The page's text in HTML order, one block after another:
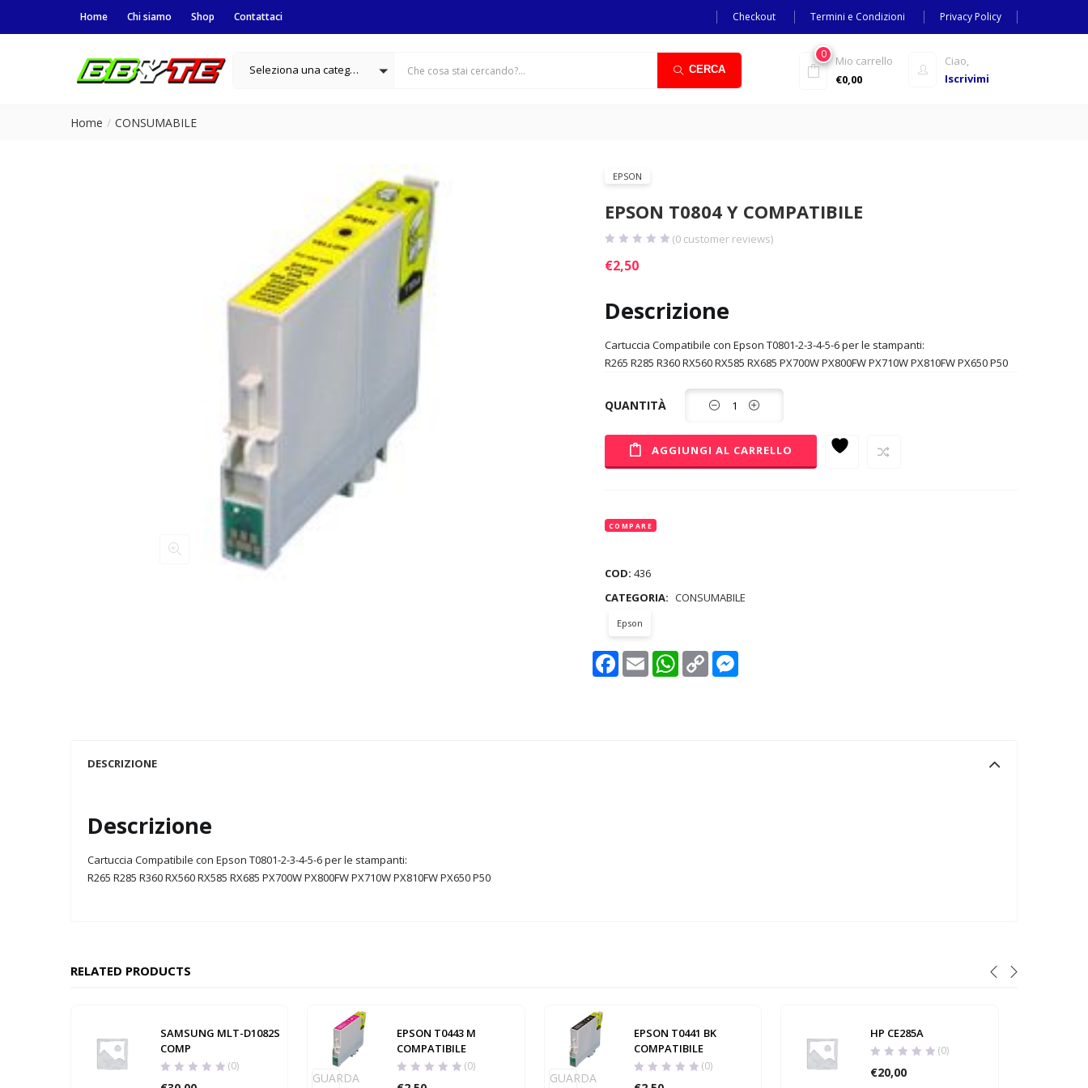
Home Chi siamo Shop Contattaci Checkout Termini e Condizioni Privacy Policy
Seleziona una categoria CERCA
Ciao,
Iscrivimi
0
Mio carrello
€0,00
Home CONSUMABILE
EPSON
EPSON T0804 Y COMPATIBILE
(0 customer reviews)
€2,50
Descrizione
Cartuccia Compatibile con Epson T0801-2-3-4-5-6 per le stampanti:
R265 R285 R360 RX560 RX585 RX685 PX700W PX800FW PX710W PX810FW PX650 P50
QUANTITÀ
AGGIUNGI AL CARRELLO
COMPARE
COD: 436
CATEGORIA: CONSUMABILE
Epson
Facebook
Email WhatsApp
Copy
Link
DESCRIZIONE
Descrizione
Cartuccia Compatibile con Epson T0801-2-3-4-5-6 per le stampanti:
R265 R285 R360 RX560 RX585 RX685 PX700W PX800FW PX710W PX810FW PX650 P50
RELATED PRODUCTS
SAMSUNG MLT-D1082S
COMP
(0)
GUARDA
EPSON T0443 M
COMPATIBILE
(0)
GUARDA
EPSON T0441 BK
COMPATIBILE
(0)
HP CE285A
(0)
€20,00